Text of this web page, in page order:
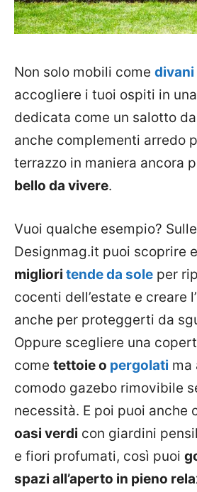
Non solo mobili come divani
accogliere i tuoi ospiti in
dedicata come un salotto
anche complementi arredo
terrazzo in maniera ancora
bello da vivere.
Vuoi qualche esempio?
Designmag.it puoi scoprire
migliori tende da sole per
cocenti dell’estate e creare
anche per proteggerti da
Oppure scegliere una
come tettoie o pergolati ma
comodo gazebo rimovibile
necessità. E poi puoi anche
oasi verdi con giardini
e fiori profumati, così puoi
spazi all’aperto in pieno